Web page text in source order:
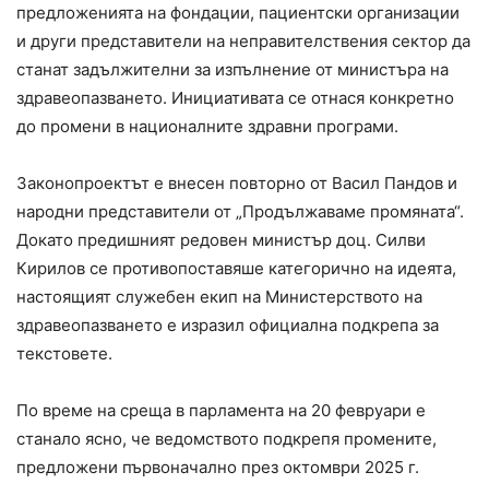
предложенията на фондации, пациентски организации
и други представители на неправителствения сектор да
станат задължителни за изпълнение от министъра на
здравеопазването. Инициативата се отнася конкретно
до промени в националните здравни програми.
Законопроектът е внесен повторно от Васил Пандов и
народни представители от „Продължаваме промяната“.
Докато предишният редовен министър доц. Силви
Кирилов се противопоставяше категорично на идеята,
настоящият служебен екип на Министерството на
здравеопазването е изразил официална подкрепа за
текстовете.
По време на среща в парламента на 20 февруари е
станало ясно, че ведомството подкрепя промените,
предложени първоначално през октомври 2025 г.